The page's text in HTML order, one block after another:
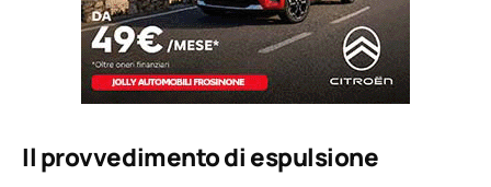
Il provvedimento di espulsione